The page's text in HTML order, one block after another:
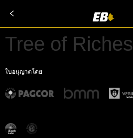
Tree of Riches
ใบอนุญาตโดย